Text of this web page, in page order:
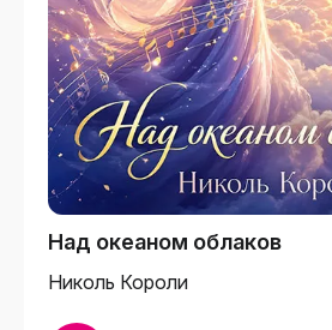
Над океаном облаков
Николь Короли